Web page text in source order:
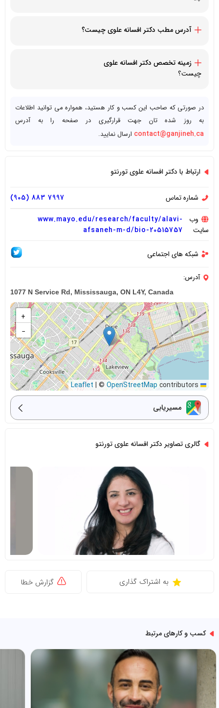
آدرس مطب دکتر افسانه علویچیست؟
زمینه تخصص دکتر افسانه علوی
چیست؟
در صورتی که صاحب این کسب و کار هستید، همواره می توانید اطلاعات
به روز شده تان جهت قرارگیری در صفحه را به آدرس
contact@ganjineh.ca ارسال نمایید.
ارتباط با دکتر افسانه علوی تورنتو
شماره تماس
7997 883 (905)
وب
سایت
www.mayo.edu/research/faculty/alavi-
afsaneh-m-d/bio-20515757
شبکه های اجتماعی
آدرس:
1077 N Service Rd, Mississauga, ON L4Y, Canada
+
−
| © OpenStreetMap contributors
مسیریابی
گالری تصاویر دکتر افسانه علوی تورنتو
به اشتراک گذاری گزارش خطا
کسب و کارهای مرتبط